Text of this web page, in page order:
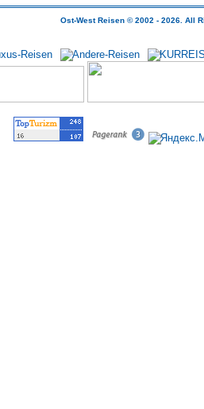
Ost-West Reisen © 2002 - 2026.All